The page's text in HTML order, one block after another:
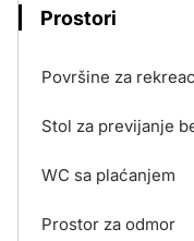
Prostori
Površine za
Stol za previjanje
WC sa plaćanjem
Prostor za odmor